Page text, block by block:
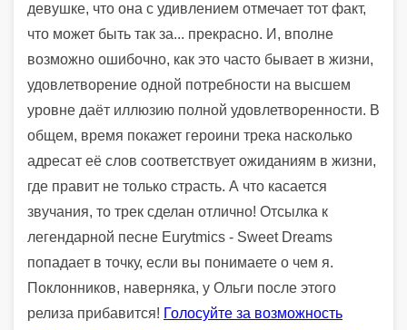
девушке, что она с удивлением отмечает тот факт,
что может быть так за... прекрасно. И, вполне
возможно ошибочно, как это часто бывает в жизни,
удовлетворение одной потребности на высшем
уровне даёт иллюзию полной удовлетворенности. В
общем, время покажет героини трека насколько
адресат её слов соответствует ожиданиям в жизни,
где правит не только страсть. А что касается
звучания, то трек сделан отлично! Отсылка к
легендарной песне Eurytmics - Sweet Dreams
попадает в точку, если вы понимаете о чем я.
Поклонников, наверняка, у Ольги после этого
релиза прибавится! Голосуйте за возможность